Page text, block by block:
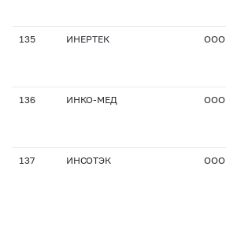
135 ИНЕРТЕК ООО
136 ИНКО-МЕД ООО
137 ИНСОТЭК ООО